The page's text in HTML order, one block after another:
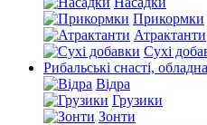
Прикормки
Атрактанти
Сухі
Рибальські снасті,
Відра
Грузики
Зонти